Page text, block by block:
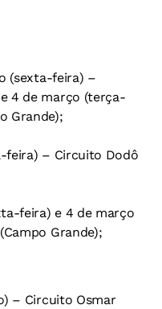
(sexta-feira) –
4 de março (terça-
Grande);
feira) – Circuito Dodô
feira) e 4 de março
Grande);
– Circuito Osmar